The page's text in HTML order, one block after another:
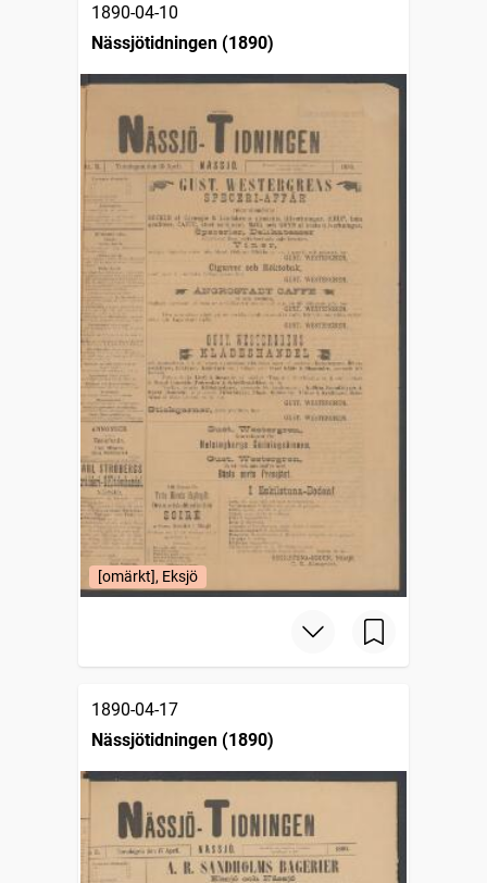
1890-04-10
Nässjötidningen (1890)
[omärkt], Eksjö
1890-04-17
Nässjötidningen (1890)